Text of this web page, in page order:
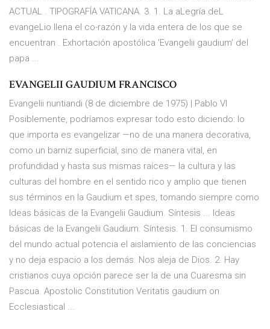
ACTUAL . TIPOGRAFÍA VATICANA. 3. 1. La aLegría deL
evangeLio llena el co-razón y la vida entera de los que se
encuentran . Exhortación apostólica 'Evangelii gaudium' del
papa ...
EVANGELII GAUDIUM FRANCISCO
Evangelii nuntiandi (8 de diciembre de 1975) | Pablo VI
Posiblemente, podríamos expresar todo esto diciendo: lo
que importa es evangelizar —no de una manera decorativa,
como un barniz superficial, sino de manera vital, en
profundidad y hasta sus mismas raíces— la cultura y las
culturas del hombre en el sentido rico y amplio que tienen
sus términos en la Gaudium et spes, tomando siempre como
Ideas básicas de la Evangelii Gaudium. Síntesis ... Ideas
básicas de la Evangelii Gaudium. Síntesis. 1. El consumismo
del mundo actual potencia el aislamiento de las conciencias
y no deja espacio a los demás. Nos aleja de Dios. 2. Hay
cristianos cuya opción parece ser la de una Cuaresma sin
Pascua. Apostolic Constitution Veritatis gaudium on
Ecclesiastical ...